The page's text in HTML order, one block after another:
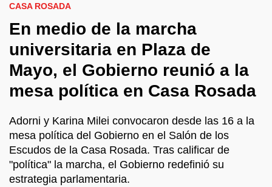
CASA ROSADA
En medio de la marcha
universitaria en Plaza de
Mayo, el Gobierno reunió a la
mesa política en Casa Rosada
Adorni y Karina Milei convocaron desde las 16 a la
mesa política del Gobierno en el Salón de los
Escudos de la Casa Rosada. Tras calificar de
"política" la marcha, el Gobierno redefinió su
estrategia parlamentaria.